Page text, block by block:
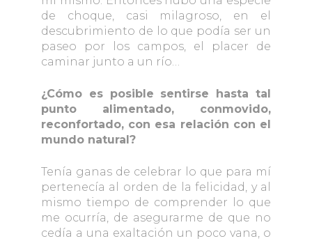
de choque, casi milagroso, en el
descubrimiento de lo que podía ser un
paseo por los campos, el placer de
caminar junto a un río…
¿Cómo es posible sentirse hasta tal
punto alimentado, conmovido,
reconfortado, con esa relación con el
mundo natural?
Tenía ganas de celebrar lo que para mí
pertenecía al orden de la felicidad, y al
mismo tiempo de comprender lo que
me ocurría, de asegurarme de que no
cedía a una exaltación un poco vana, o